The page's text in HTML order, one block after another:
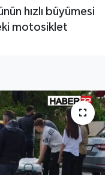
hızlı büyümesi
motosiklet